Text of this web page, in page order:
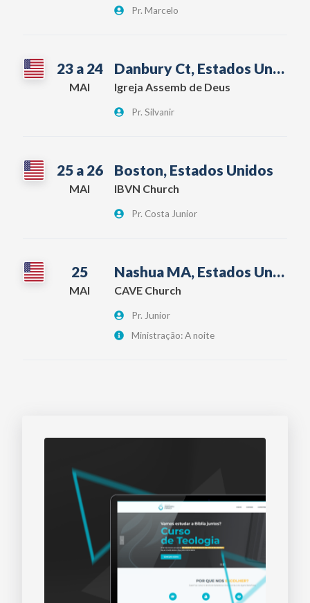
Pr. Marcelo
23 a 24 Danbury Ct, Estados Unidos
MAI Igreja Assemb de Deus
Pr. Silvanir
25 a 26 Boston, Estados Unidos
MAI IBVN Church
Pr. Costa Junior
25 Nashua MA, Estados Unidos
MAI CAVE Church
Pr. Junior
Ministração: A noite